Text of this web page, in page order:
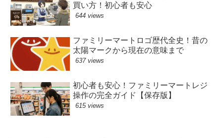
買い方！初心者も安心
644 views
ファミリーマートロゴ歴代全史！昔の
太陽マークから現在の意味まで
637 views
初心者も安心！ファミリーマートレジ
操作の完全ガイド【保存版】
615 views